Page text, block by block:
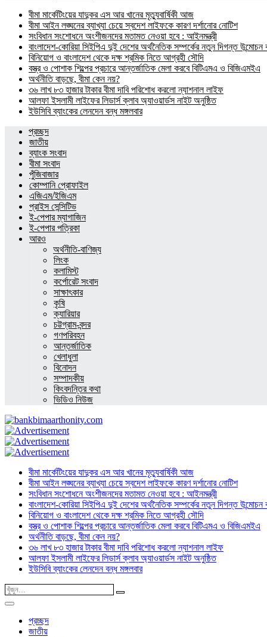
বীমা মার্কেটিংয়ের যাদুকর এস আর খানের মৃত্যুবার্ষিকী আজ
বীমা আইন লঙ্ঘনের ব্যাখ্যা চেয়ে স্বদেশ লাইফকে কারণ দর্শানোর নোটিশ
সংবিধান সংশোধনে অংশীজনদের মতামত নেওয়া হবে : আইনমন্ত্রী
বাংলাদেশ-কোরিয়া সিইপিএ দুই দেশের অর্থনৈতিক সম্পর্কের নতুন দিগন্ত উন্মোচন
বিনিয়োগ ও বাংলাদেশ থেকে দক্ষ শ্রমিক নিতে আগ্রহী সৌদি
বস্ত্র ও পোশাক শিল্পের প্রচারে আন্তর্জাতিক মেলা করবে বিটিএমএ ও বিজিএমইএ
অর্থনীতি বাড়ছে, বীমা কেন নয়?
৩৬ লাখ ৮৩ হাজার টাকার বীমা দাবি পরিশোধ করলো ন্যাশনাল লাইফ
আলফা ইসলামী লাইফের লিডার্স ক্লাব অ্যাওয়ার্ডস নাইট অনুষ্ঠিত
ইউসিবি ব্যাংকের লেনদেন বন্ধ মঙ্গলবার
প্রচ্ছদ
জাতীয়
ব্যাংক সংবাদ
বীমা সংবাদ
পুঁজিবাজার
কোম্পানি প্রোফাইল
এজিএম/ইজিএম
প্রাইস সেন্সিটিভ
ই-পেপার ম্যাগাজিন
ই-পেপার পত্রিকা
আরও
অর্থনীতি-বাণিজ্য
লিংক
কলামিস্ট
কর্পোরেট সংবাদ
সাক্ষাৎকার
কৃষি
ক্যারিয়ার
চট্টগ্রাম-বন্দর
গণপরিবহন
আন্তর্জাতিক
খেলাধুলা
বিনোদন
সম্পাদকীয়
কিংবদন্তির কথা
ভিডিও নিউজ
বীমা মার্কেটিংয়ের যাদুকর এস আর খানের মৃত্যুবার্ষিকী আজ
বীমা আইন লঙ্ঘনের ব্যাখ্যা চেয়ে স্বদেশ লাইফকে কারণ দর্শানোর নোটিশ
সংবিধান সংশোধনে অংশীজনদের মতামত নেওয়া হবে : আইনমন্ত্রী
বাংলাদেশ-কোরিয়া সিইপিএ দুই দেশের অর্থনৈতিক সম্পর্কের নতুন দিগন্ত উন্মোচন
বিনিয়োগ ও বাংলাদেশ থেকে দক্ষ শ্রমিক নিতে আগ্রহী সৌদি
বস্ত্র ও পোশাক শিল্পের প্রচারে আন্তর্জাতিক মেলা করবে বিটিএমএ ও বিজিএমইএ
অর্থনীতি বাড়ছে, বীমা কেন নয়?
৩৬ লাখ ৮৩ হাজার টাকার বীমা দাবি পরিশোধ করলো ন্যাশনাল লাইফ
আলফা ইসলামী লাইফের লিডার্স ক্লাব অ্যাওয়ার্ডস নাইট অনুষ্ঠিত
ইউসিবি ব্যাংকের লেনদেন বন্ধ মঙ্গলবার
প্রচ্ছদ
জাতীয়